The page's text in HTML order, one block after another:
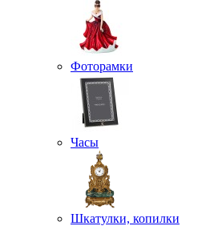
Фоторамки
Часы
Шкатулки, копилки